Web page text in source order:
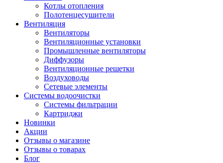
Котлы отопления
Полотенцесушители
Вентиляция
Вентиляторы
Вентиляционные установки
Промышленные вентиляторы
Диффузоры
Вентиляционные решетки
Воздуховоды
Сетевые элементы
Системы водоочистки
Системы фильтрации
Картриджи
Новинки
Акции
Отзывы о магазине
Отзывы о товарах
Блог